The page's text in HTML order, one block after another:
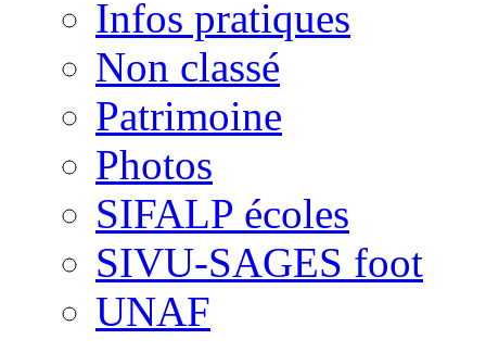
Infos pratiques
Non classé
Patrimoine
Photos
SIFALP écoles
SIVU-SAGES foot
UNAF